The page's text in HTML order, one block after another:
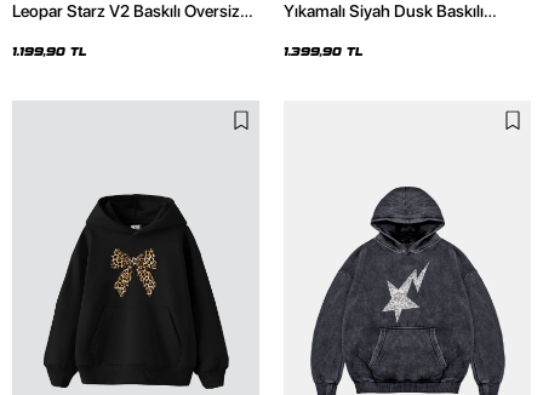
Leopar Starz V2 Baskılı Oversize
1.199,90 TL
Yıkamalı Siyah Dusk Baskılı
1.399,90 TL